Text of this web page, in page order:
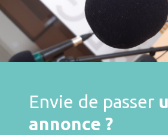
Envie de passer
annonce ?